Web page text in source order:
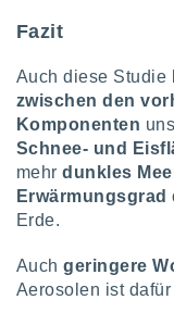
Fazit
Auch diese Studie
zwischen den
Komponenten
Schnee- und
mehrdunkles
Erde.
Auchgeringere
Aerosolen ist